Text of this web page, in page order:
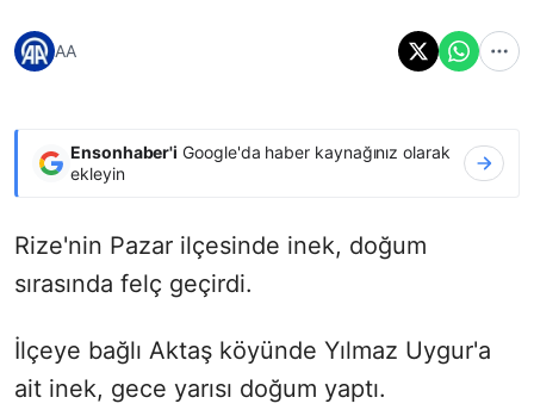
AA
Ensonhaber'i Google'da haber kaynağınız olarak
ekleyin
Rize'nin Pazar ilçesinde inek, doğum
sırasında felç geçirdi.
İlçeye bağlı Aktaş köyünde Yılmaz Uygur'a
ait inek, gece yarısı doğum yaptı.